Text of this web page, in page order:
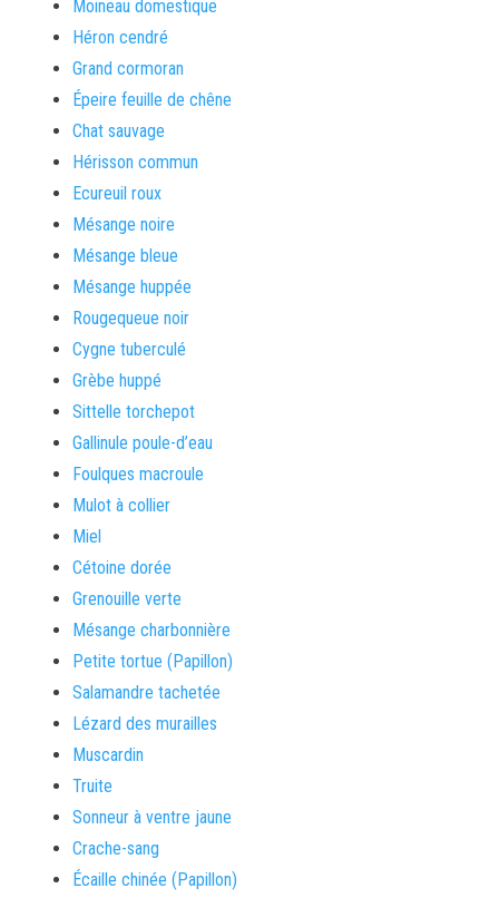
Moineau domestique
Héron cendré
Grand cormoran
Épeire feuille de chêne
Chat sauvage
Hérisson commun
Ecureuil roux
Mésange noire
Mésange bleue
Mésange huppée
Rougequeue noir
Cygne tuberculé
Grèbe huppé
Sittelle torchepot
Gallinule poule-d’eau
Foulques macroule
Mulot à collier
Miel
Cétoine dorée
Grenouille verte
Mésange charbonnière
Petite tortue (Papillon)
Salamandre tachetée
Lézard des murailles
Muscardin
Truite
Sonneur à ventre jaune
Crache-sang
Écaille chinée (Papillon)